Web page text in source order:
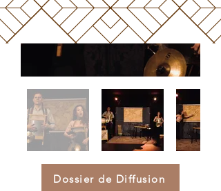
Dossier de Diffusion